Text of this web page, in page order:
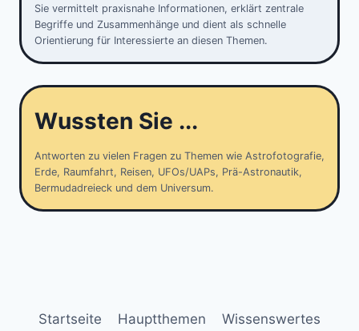
Sie vermittelt praxisnahe Informationen, erklärt zentrale
Begriffe und Zusammenhänge und dient als schnelle
Orientierung für Interessierte an diesen Themen.
Wussten Sie ...
Antworten zu vielen Fragen zu Themen wie Astrofotografie,
Erde, Raumfahrt, Reisen, UFOs/UAPs, Prä-Astronautik,
Bermudadreieck und dem Universum.
Startseite Hauptthemen Wissenswertes